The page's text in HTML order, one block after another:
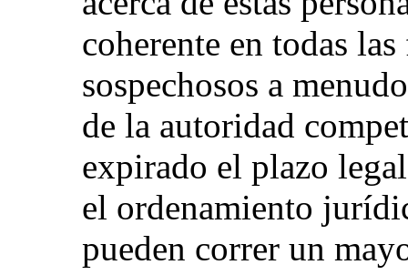
coherente en todas
sospechosos a
de la autoridad
expirado el plazo
el ordenamiento
pueden correr un